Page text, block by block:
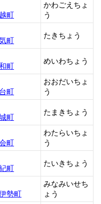
町
かわごえちょ
う
町
たきちょう
町
めいわちょう
町
おおだいちょ
う
町
たまきちょう
町
わたらいちょ
う
町
たいきちょう
勢町
みなみいせち
ょう